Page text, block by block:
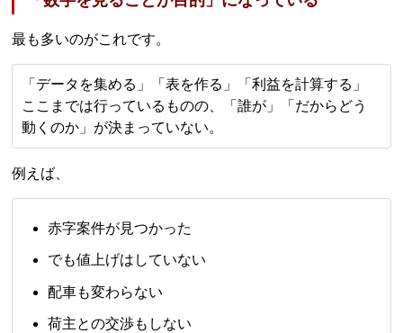
最も多いのがこれです。
「データを集める」「表を作る」「利益を計算する」
ここまでは行っているものの、「誰が」「だからどう
動くのか」が決まっていない。
例えば、
赤字案件が見つかった
でも値上げはしていない
配車も変わらない
荷主との交渉もしない